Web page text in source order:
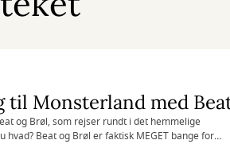
til Monsterland med
og Brøl, som rejser rundt i det hemmelige
hvad? Beat og Brøl er faktisk MEGET bange for